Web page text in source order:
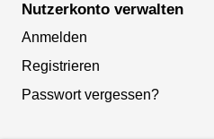
Nutzerkonto verwalten
Anmelden
Registrieren
Passwort vergessen?